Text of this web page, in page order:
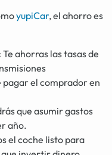
yupiCar, el ahorro es
Te ahorras las tasas de
pagar el comprador en
que asumir gastos
año.
el coche listo para